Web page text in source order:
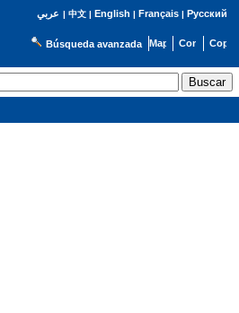
عربي | 中文| English | Français| Русский
Búsqueda avanzada